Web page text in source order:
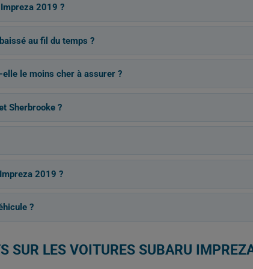
2019 ?
au fil du temps ?
le moins cher à assurer ?
Sherbrooke ?
2019 ?
?
SUR LES VOITURES SUBARU